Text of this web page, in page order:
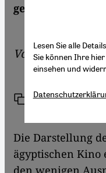
gezeichnet.
VonAla Al-
Link Teilen
Die Darstellung
ägyptischen Kino
den wenigen
Lesen Sie alle
Sie können Ihre
einsehen und